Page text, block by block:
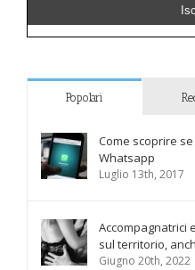
Popolari
Come scoprire
Whatsapp
Luglio 13th, 2017
Accompagnatrici
sul territorio,
Giugno 20th, 2022